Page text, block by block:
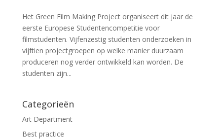
Het Green Film Making Project organiseert dit jaar de
eerste Europese Studentencompetitie voor
filmstudenten. Vijfenzestig studenten onderzoeken in
vijftien projectgroepen op welke manier duurzaam
produceren nog verder ontwikkeld kan worden. De
studenten zijn...
Categorieën
Art Department
Best practice